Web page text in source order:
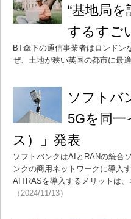
“基地局
するすご
BT傘下の通信事業者はロンドン
ぜ、土地が狭い英国の都市に最
ソフトバ
5Gを同
ス）」発表
ソフトバンクはAIとRANの統合
ンクの商用ネットワークに導入
AITRASを導入するメリットは
（2024/11/13）